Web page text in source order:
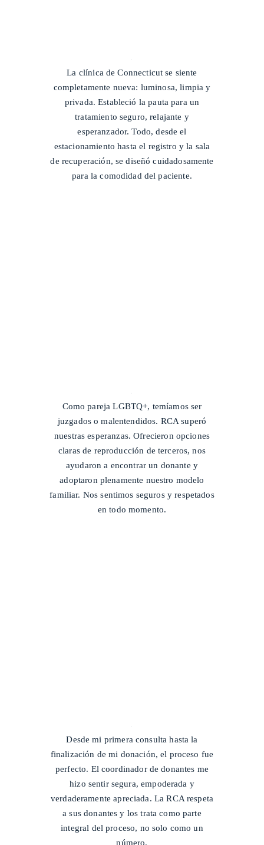
La clínica de Connecticut se siente
completamente nueva: luminosa, limpia y
privada. Estableció la pauta para un
tratamiento seguro, relajante y
esperanzador. Todo, desde el
estacionamiento hasta el registro y la sala
de recuperación, se diseñó cuidadosamente
para la comodidad del paciente.
Como pareja LGBTQ+, temíamos ser
juzgados o malentendidos. RCA superó
nuestras esperanzas. Ofrecieron opciones
claras de reproducción de terceros, nos
ayudaron a encontrar un donante y
adoptaron plenamente nuestro modelo
familiar. Nos sentimos seguros y respetados
en todo momento.
Desde mi primera consulta hasta la
finalización de mi donación, el proceso fue
perfecto. El coordinador de donantes me
hizo sentir segura, empoderada y
verdaderamente apreciada. La RCA respeta
a sus donantes y los trata como parte
integral del proceso, no solo como un
número.